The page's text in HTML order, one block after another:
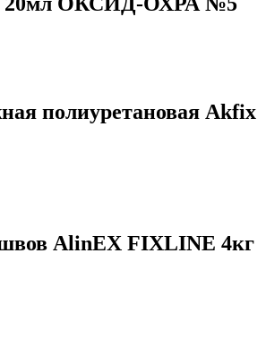
полиуретановая Akfix
AlinEX FIXLINE 4кг